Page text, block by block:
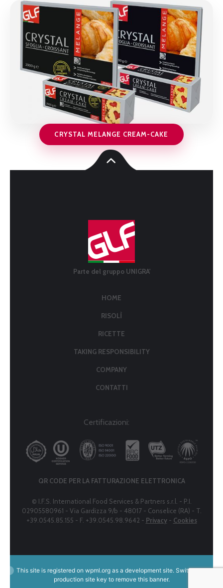
CRYSTAL MELANGE CREAM-CAKE
Parte del gruppo UNIGRA'
HOME
RISOLÌ
RICETTE
TAKING RESPONSIBILITY
COMPANY
CONTATTI
Certificazioni:
QR CODE PER LA FATTURAZIONE ELETTRONICA
© I.F.S. International Food Services & Partners s.r.l. - P.I.
02905580961 - Via Gardizza 9/b - 48017 - Conselice (RA) - T.
+39.0545.85.155 - F. +39.0545.98.9642 - Privacy- Cookies
This site is registered on wpml.orgas a development site. Switch to a
production site key to remove this banner.